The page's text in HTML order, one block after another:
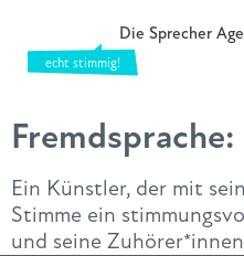
Die Sprecher
Fremdsprache:
Ein Künstler, der mit
Stimme ein
und seine